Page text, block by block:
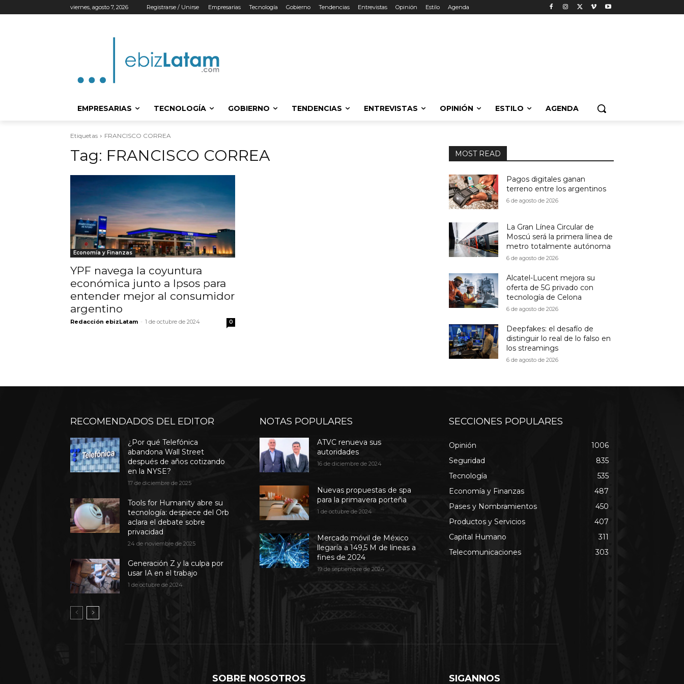
viernes, agosto 7, 2026 Registrarse / Unirse Empresarias Tecnología Gobierno Tendencias Entrevistas Opinión Estilo Agenda
EMPRESARIAS TECNOLOGÍA GOBIERNO TENDENCIAS ENTREVISTAS OPINIÓN ESTILO AGENDA
Etiquetas FRANCISCO CORREA
Tag: FRANCISCO CORREA
Economía y Finanzas
YPF navega la coyuntura
económica junto a Ipsos para
entender mejor al consumidor
argentino
Redacción ebizLatam - 1 de octubre de 2024 0
MOST READ
Pagos digitales ganan
terreno entre los argentinos
6 de agosto de 2026
La Gran Línea Circular de
Moscú será la primera línea de
metro totalmente autónoma
6 de agosto de 2026
Alcatel-Lucent mejora su
oferta de 5G privado con
tecnología de Celona
6 de agosto de 2026
Deepfakes: el desafío de
distinguir lo real de lo falso en
los streamings
6 de agosto de 2026
RECOMENDADOS DEL EDITOR
¿Por qué Telefónica
abandona Wall Street
después de años cotizando
en la NYSE?
17 de diciembre de 2025
Tools for Humanity abre su
tecnología: despiece del Orb
aclara el debate sobre
privacidad
24 de noviembre de 2025
Generación Z y la culpa por
usar IA en el trabajo
1 de octubre de 2024
NOTAS POPULARES
ATVC renueva sus
autoridades
16 de diciembre de 2024
Nuevas propuestas de spa
para la primavera porteña
1 de octubre de 2024
Mercado móvil de México
llegaría a 149,5 M de líneas a
fines de 2024
19 de septiembre de 2024
SECCIONES POPULARES
Opinión
1006
Seguridad
835
Tecnología
535
Economía y Finanzas
487
Pases y Nombramientos
450
Productos y Servicios
407
Capital Humano
311
Telecomunicaciones
303
SOBRE NOSOTROS SIGANNOS